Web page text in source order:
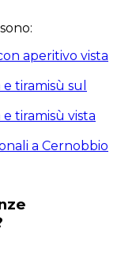
sono:
aperitivo vista
tiramisù sul
tiramisù vista
a Cernobbio